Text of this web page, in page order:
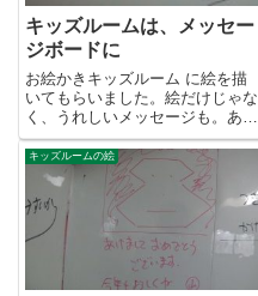
キッズルームは、メッセー
ジボードに
お絵かきキッズルーム に絵を描
いてもらいました。絵だけじゃな
く、うれしいメッセージも。あり
がとねー。
キッズルームの絵